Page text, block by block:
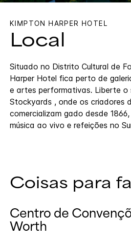
KIMPTON HARPER HOTEL
Local
Situado no Distrito Cultural de
Harper Hotel fica perto de
e artes performativas. Liberte o
Stockyards , onde os criadores
comercializam gado desde
música ao vivo e refeições no
Coisas para
Centro de
Worth